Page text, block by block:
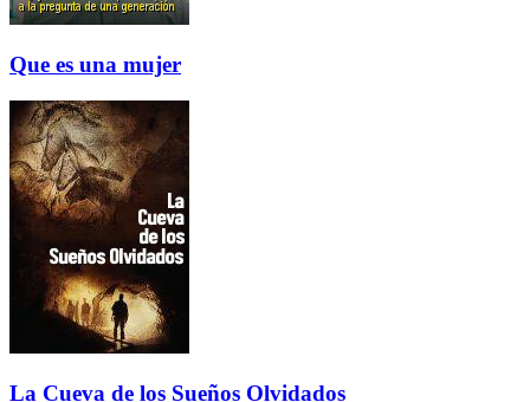
Que es una mujer
La Cueva de los Sueños Olvidados